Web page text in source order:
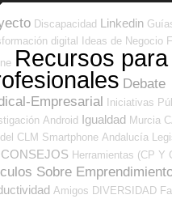
Discapacidad Linkedin
digital
Ideas de Negocio
Recursos para
Debate
Empresarial
Iniciativas
Android Igualdad Murcia
CLM Smartphone Andalucía
CONSEJOS Herramientas (CP Y
Sobre
Amigos DIVERSIDAD